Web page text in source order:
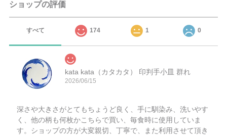
ショップの評価
すべて 174 1 0
kata kata（カタカタ） 印判手小皿 群れ
2026/06/15
深さや大きさがとてもちょうど良く、手に馴染み、洗いやす
く、他の柄も何枚かこちらで買い、毎食時に使用していま
す。ショップの方が大変親切、丁寧で、また利用させて頂き